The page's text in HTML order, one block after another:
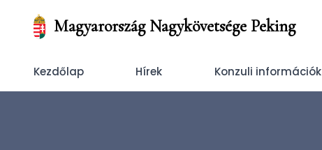
Magyarország Nagykövetsége Peking
Kezdőlap Hírek Konzuli információk